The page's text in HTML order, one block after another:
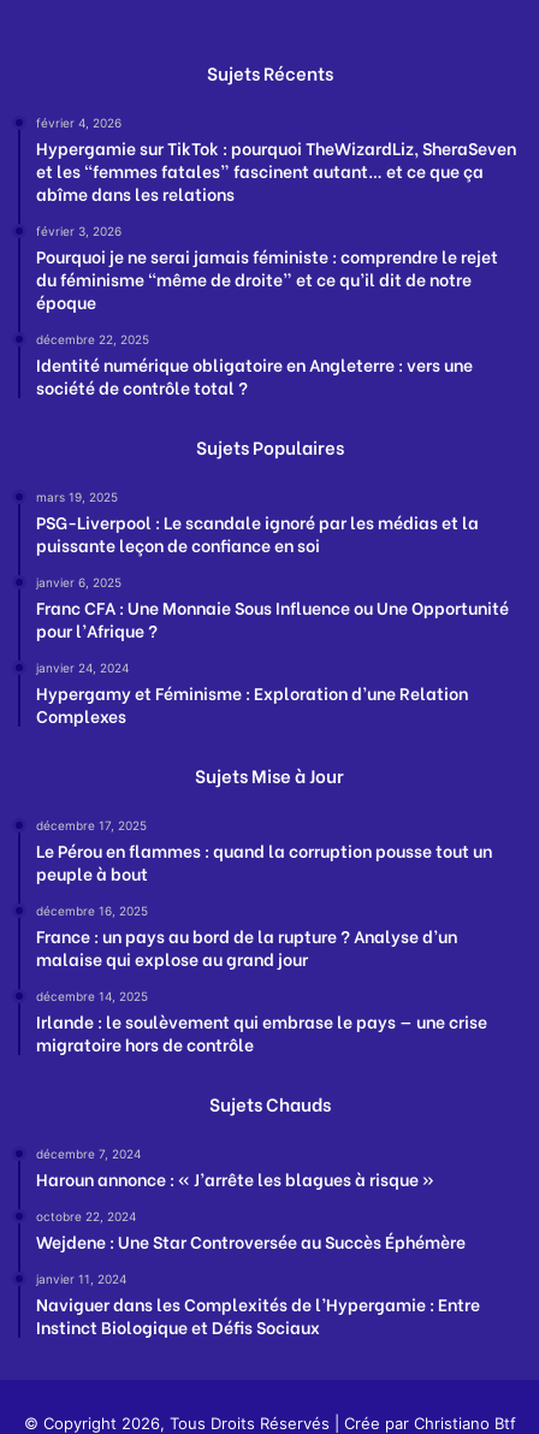
Sujets Récents
février 4, 2026
Hypergamie sur TikTok : pourquoi TheWizardLiz, SheraSeven
et les “femmes fatales” fascinent autant… et ce que ça
abîme dans les relations
février 3, 2026
Pourquoi je ne serai jamais féministe : comprendre le rejet
du féminisme “même de droite” et ce qu’il dit de notre
époque
décembre 22, 2025
Identité numérique obligatoire en Angleterre : vers une
société de contrôle total ?
Sujets Populaires
mars 19, 2025
PSG-Liverpool : Le scandale ignoré par les médias et la
puissante leçon de confiance en soi
janvier 6, 2025
Franc CFA : Une Monnaie Sous Influence ou Une Opportunité
pour l’Afrique ?
janvier 24, 2024
Hypergamy et Féminisme : Exploration d’une Relation
Complexes
Sujets Mise à Jour
décembre 17, 2025
Le Pérou en flammes : quand la corruption pousse tout un
peuple à bout
décembre 16, 2025
France : un pays au bord de la rupture ? Analyse d’un
malaise qui explose au grand jour
décembre 14, 2025
Irlande : le soulèvement qui embrase le pays — une crise
migratoire hors de contrôle
Sujets Chauds
décembre 7, 2024
Haroun annonce : « J’arrête les blagues à risque »
octobre 22, 2024
Wejdene : Une Star Controversée au Succès Éphémère
janvier 11, 2024
Naviguer dans les Complexités de l’Hypergamie : Entre
Instinct Biologique et Défis Sociaux
© Copyright 2026, Tous Droits Réservés | Crée par Christiano Btf